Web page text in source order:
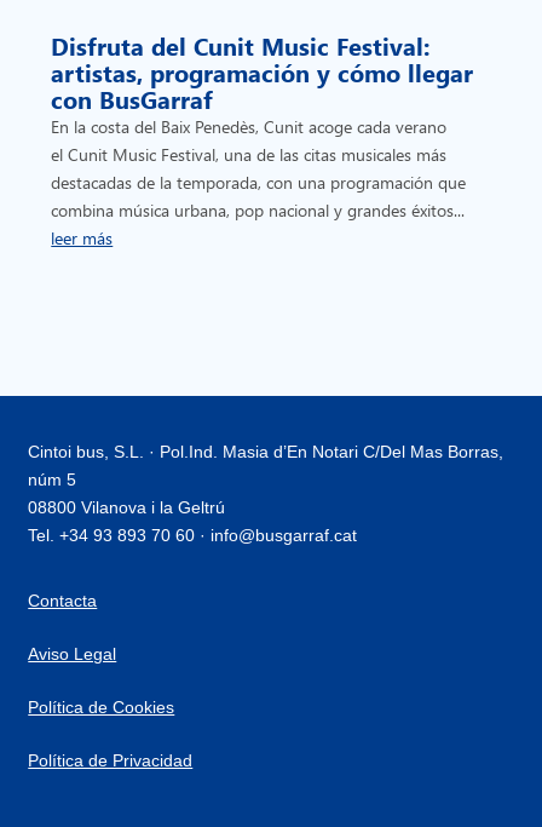
Disfruta del Cunit Music Festival:
artistas, programación y cómo llegar
con BusGarraf
En la costa del Baix Penedès, Cunit acoge cada verano
el Cunit Music Festival, una de las citas musicales más
destacadas de la temporada, con una programación que
combina música urbana, pop nacional y grandes éxitos...
leer más
Cintoi bus, S.L. · Pol.Ind. Masia d’En Notari C/Del Mas Borras,
núm 5
08800 Vilanova i la Geltrú
Tel. +34 93 893 70 60 · info@busgarraf.cat
Contacta
Aviso Legal
Política de Cookies
Política de Privacidad